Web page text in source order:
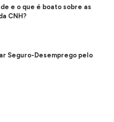
e o que é boato sobre as
CNH?
Seguro-Desemprego pelo